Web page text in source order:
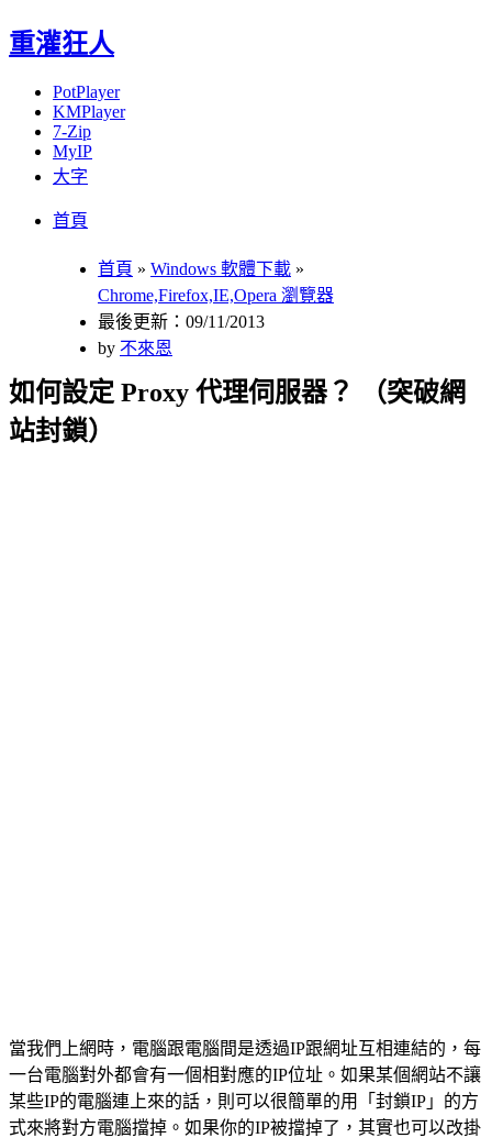
重灌狂人
PotPlayer
KMPlayer
7-Zip
MyIP
大字
首頁
首頁 » Windows 軟體下載 »
Chrome,Firefox,IE,Opera 瀏覽器
最後更新：09/11/2013
by 不來恩
如何設定 Proxy 代理伺服器？ （突破網
站封鎖）
當我們上網時，電腦跟電腦間是透過IP跟網址互相連結的，每
一台電腦對外都會有一個相對應的IP位址。如果某個網站不讓
某些IP的電腦連上來的話，則可以很簡單的用「封鎖IP」的方
式來將對方電腦擋掉。如果你的IP被擋掉了，其實也可以改掛